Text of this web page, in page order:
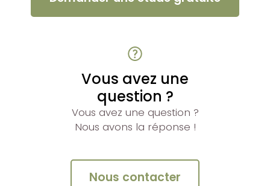
Vous avez une
question ?
Vous avez une question ?
Nous avons la réponse !
Nous contacter